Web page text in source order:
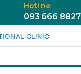
Hotline
093 666 8827